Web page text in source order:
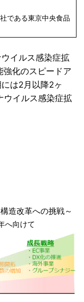
である東京中央食品
イルス感染症拡
強化のスピードア
は2月以降2ヶ
ウイルス感染症拡
造改革への挑戦～
へ向けて